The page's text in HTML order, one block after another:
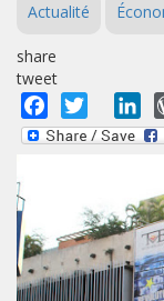
Actualité
share
tweet
Facebook
Twitter